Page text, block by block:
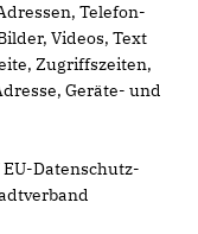
Telefon-
Videos, Text
Zugriffszeiten,
Geräte- und
Datenschutz-